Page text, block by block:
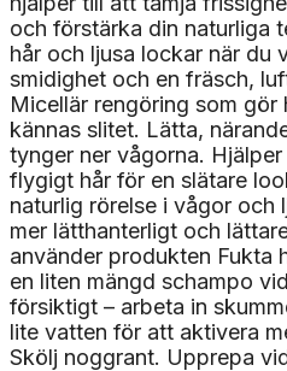
och förstärka din naturliga
hår och ljusa lockar när du
smidighet och en fräsch,
Micellär rengöring som gör
kännas slitet. Lätta,
tynger ner vågorna.
flygigt hår för en slätare
naturlig rörelse i vågor och
mer lätthanterligt och
använder produkten Fukta
en liten mängd schampo
försiktigt – arbeta in
lite vatten för att aktivera
Skölj noggrant. Upprepa